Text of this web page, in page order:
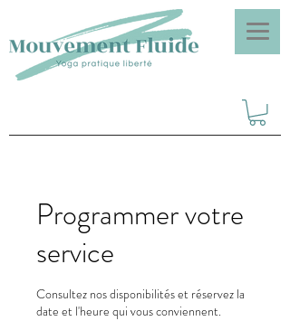
Programmer votre
service
Consultez nos disponibilités et réservez la
date et l'heure qui vous conviennent.